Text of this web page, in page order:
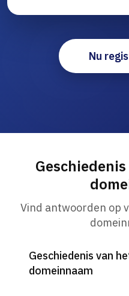
Nu
Vind antwoorden op
Geschiedenis van
domeinnaam